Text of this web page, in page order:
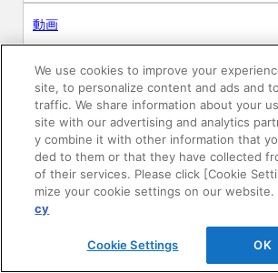
動画
シミュレーションツール
24時間換気システム〈エアスマート〉
簡易設計見積ソフト
R&Dセンター環境測定・分析サービス
商品マスター申し込み
We use cookies to improve your
site, to personalize content and ads and
traffic. We share information about your
site with our advertising and analytics
y combine it with other information that
ded to them or that they have collected
of their services. Please click [Cookie
mize your cookie settings on our website.
cy
Cookie Settings OK